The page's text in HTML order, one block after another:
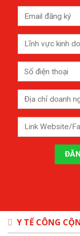
Y TẾ CÔNG